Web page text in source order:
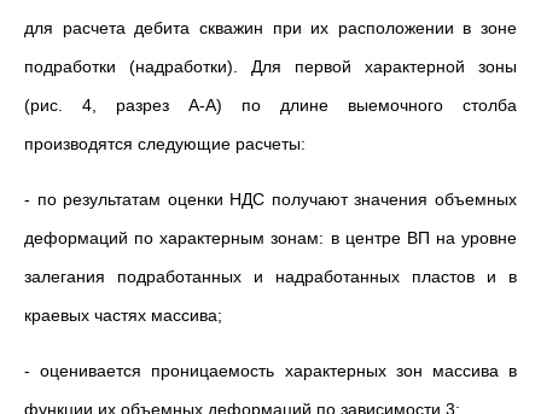
для расчета дебита скважин при их расположении в зоне
подработки (надработки). Для первой характерной зоны
(рис. 4, разрез А-А) по длине выемочного столба
производятся следующие расчеты:
- по результатам оценки НДС получают значения объемных
деформаций по характерным зонам: в центре ВП на уровне
залегания подработанных и надработанных пластов и в
краевых частях массива;
- оценивается проницаемость характерных зон массива в
функции их объемных деформаций по зависимости 3;